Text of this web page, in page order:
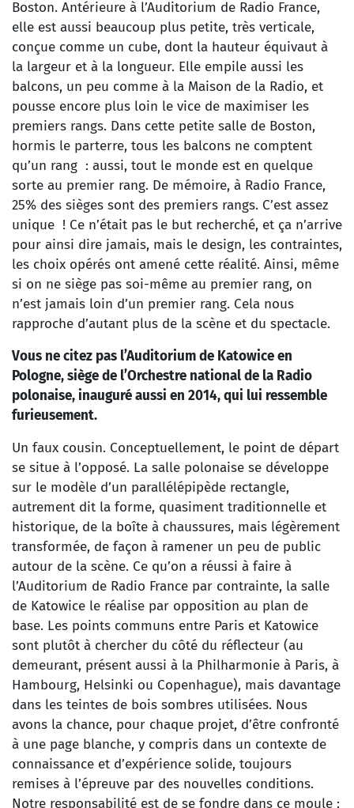
Boston. Antérieure à l’Auditorium de Radio France,
elle est aussi beaucoup plus petite, très verticale,
conçue comme un cube, dont la hauteur équivaut à
la largeur et à la longueur. Elle empile aussi les
balcons, un peu comme à la Maison de la Radio, et
pousse encore plus loin le vice de maximiser les
premiers rangs. Dans cette petite salle de Boston,
hormis le parterre, tous les balcons ne comptent
qu’un rang : aussi, tout le monde est en quelque
sorte au premier rang. De mémoire, à Radio France,
25% des sièges sont des premiers rangs. C’est assez
unique ! Ce n’était pas le but recherché, et ça n’arrive
pour ainsi dire jamais, mais le design, les contraintes,
les choix opérés ont amené cette réalité. Ainsi, même
si on ne siège pas soi-même au premier rang, on
n’est jamais loin d’un premier rang. Cela nous
rapproche d’autant plus de la scène et du spectacle.
Vous ne citez pas l’Auditorium de Katowice en
Pologne, siège de l’Orchestre national de la Radio
polonaise, inauguré aussi en 2014, qui lui ressemble
furieusement.
Un faux cousin. Conceptuellement, le point de départ
se situe à l’opposé. La salle polonaise se développe
sur le modèle d’un parallélépipède rectangle,
autrement dit la forme, quasiment traditionnelle et
historique, de la boîte à chaussures, mais légèrement
transformée, de façon à ramener un peu de public
autour de la scène. Ce qu’on a réussi à faire à
l’Auditorium de Radio France par contrainte, la salle
de Katowice le réalise par opposition au plan de
base. Les points communs entre Paris et Katowice
sont plutôt à chercher du côté du réflecteur (au
demeurant, présent aussi à la Philharmonie à Paris, à
Hambourg, Helsinki ou Copenhague), mais davantage
dans les teintes de bois sombres utilisées. Nous
avons la chance, pour chaque projet, d’être confronté
à une page blanche, y compris dans un contexte de
connaissance et d’expérience solide, toujours
remises à l’épreuve par des nouvelles conditions.
Notre responsabilité est de se fondre dans ce moule :